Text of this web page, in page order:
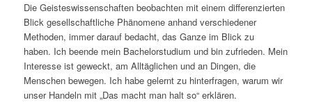
Die Geisteswissenschaften beobachten mit einem differenzierten
Blick gesellschaftliche Phänomene anhand verschiedener
Methoden, immer darauf bedacht, das Ganze im Blick zu
haben. Ich beende mein Bachelorstudium und bin zufrieden. Mein
Interesse ist geweckt, am Alltäglichen und an Dingen, die
Menschen bewegen. Ich habe gelernt zu hinterfragen, warum wir
unser Handeln mit „Das macht man halt so“ erklären.